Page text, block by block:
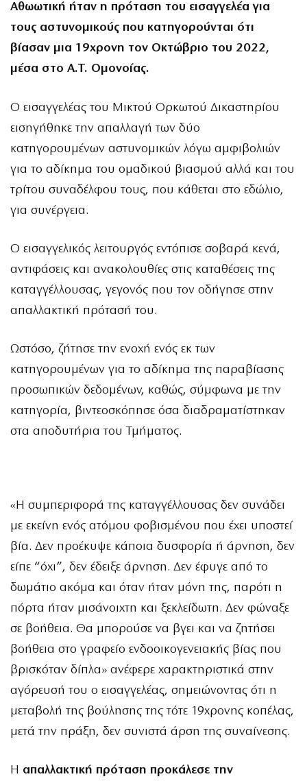
Αθωωτική ήταν η πρόταση του εισαγγελέα για
τους αστυνομικούς που κατηγορούνται ότι
βίασαν μια 19χρονη τον Οκτώβριο του 2022,
μέσα στο Α.Τ. Ομονοίας.
Ο εισαγγελέας του Μικτού Ορκωτού Δικαστηρίου
εισηγήθηκε την απαλλαγή των δύο
κατηγορουμένων αστυνομικών λόγω αμφιβολιών
για το αδίκημα του ομαδικού βιασμού αλλά και του
τρίτου συναδέλφου τους, που κάθεται στο εδώλιο,
για συνέργεια.
Ο εισαγγελικός λειτουργός εντόπισε σοβαρά κενά,
αντιφάσεις και ανακολουθίες στις καταθέσεις της
καταγγέλλουσας, γεγονός που τον οδήγησε στην
απαλλακτική πρότασή του.
Ωστόσο, ζήτησε την ενοχή ενός εκ των
κατηγορουμένων για το αδίκημα της παραβίασης
προσωπικών δεδομένων, καθώς, σύμφωνα με την
κατηγορία, βιντεοσκόπησε όσα διαδραματίστηκαν
στα αποδυτήρια του Τμήματος.
«Η συμπεριφορά της καταγγέλλουσας δεν συνάδει
με εκείνη ενός ατόμου φοβισμένου που έχει υποστεί
βία. Δεν προέκυψε κάποια δυσφορία ή άρνηση, δεν
είπε “όχι”, δεν έδειξε άρνηση. Δεν έφυγε από το
δωμάτιο ακόμα και όταν ήταν μόνη της, παρότι η
πόρτα ήταν μισάνοιχτη και ξεκλείδωτη. Δεν φώναξε
σε βοήθεια. Θα μπορούσε να βγει και να ζητήσει
βοήθεια στο γραφείο ενδοοικογενειακής βίας που
βρισκόταν δίπλα» ανέφερε χαρακτηριστικά στην
αγόρευσή του ο εισαγγελέας, σημειώνοντας ότι η
μεταβολή της βούλησης της τότε 19χρονης κοπέλας,
μετά την πράξη, δεν συνιστά άρση της συναίνεσης.
Η απαλλακτική πρόταση προκάλεσε την